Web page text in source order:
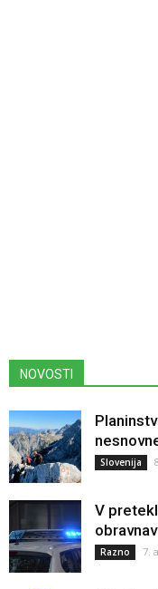
NOVOSTI
Slovenija
V
Razno 7.